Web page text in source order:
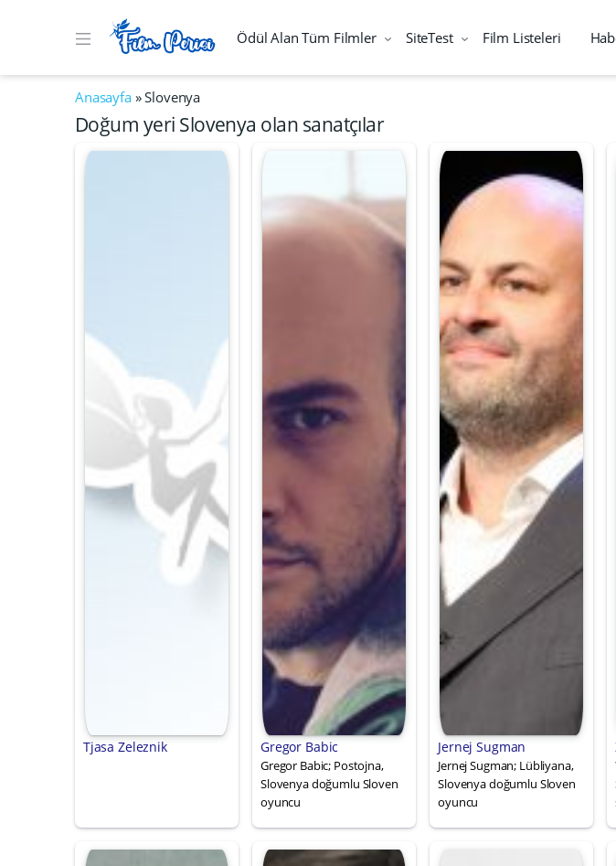
Ödül Alan Tüm Filmler SiteTest Film Listeleri
Anasayfa»Slovenya
Doğum yeri Slovenya olan sanatçılar
Tjasa Zeleznik Gregor Babic
Gregor Babic; Postojna,
Slovenya doğumlu Sloven
oyuncu
Jernej Sugman
Jernej Sugman; Lübliyana,
Slovenya doğumlu Sloven
oyuncu